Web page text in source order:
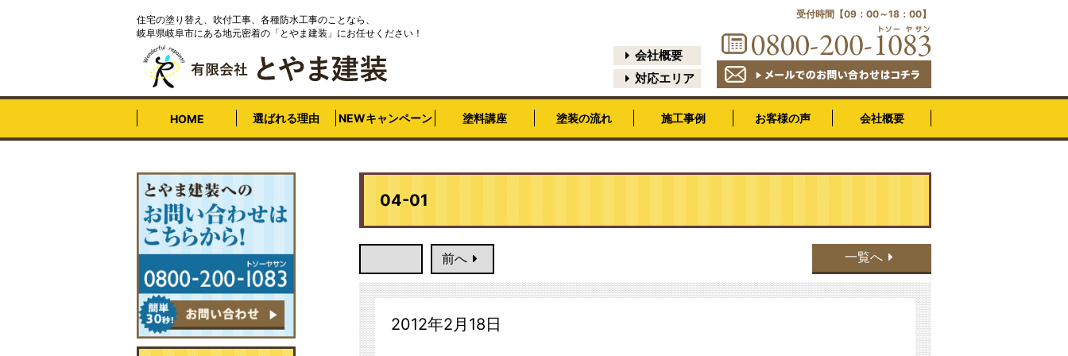
住宅の塗り替え、吹付工事、各種防水工事のことなら、
岐阜県岐阜市にある地元密着の「とやま建装」にお任せください！
会社概要
対応エリア
受付時間【09：00～18：00】
HOME 選ばれる理由 NEWキャンペーン 塗料講座 塗装の流れ 施工事例 お客様の声 会社概要
04-01
前へ 一覧へ
2012年2月18日